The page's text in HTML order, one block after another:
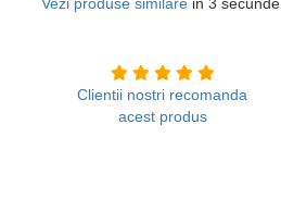
Clientii nostri recomanda
acest produs